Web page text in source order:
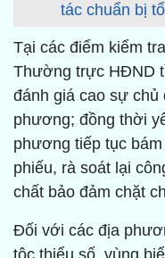
tác chuẩn bị
Tại các điểm kiểm
Thường trực HĐND
đánh giá cao sự chủ
phương; đồng thời
phương tiếp tục
phiếu, rà soát lại
chất bảo đảm chặt
Đối với các địa